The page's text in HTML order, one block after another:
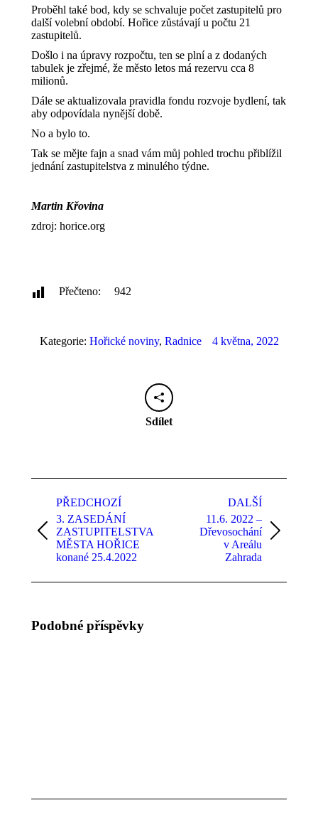
Proběhl také bod, kdy se schvaluje počet zastupitelů pro
další volební období. Hořice zůstávají u počtu 21
zastupitelů.
Došlo i na úpravy rozpočtu, ten se plní a z dodaných
tabulek je zřejmé, že město letos má rezervu cca 8
milionů.
Dále se aktualizovala pravidla fondu rozvoje bydlení, tak
aby odpovídala nynější době.
No a bylo to.
Tak se mějte fajn a snad vám můj pohled trochu přiblížil
jednání zastupitelstva z minulého týdne.
Martin Křovina
zdroj: horice.org
Přečteno: 942
Kategorie: Hořické noviny, Radnice 4 května, 2022
Sdílet
navigation
PŘEDCHOZÍ
Previous
post:
3. ZASEDÁNÍ
ZASTUPITELSTVA
MĚSTA HOŘICE
konané 25.4.2022
DALŠÍ
Next
11.6. 2022 –
Dřevosochání
v Areálu
Zahrada
Podobné příspěvky